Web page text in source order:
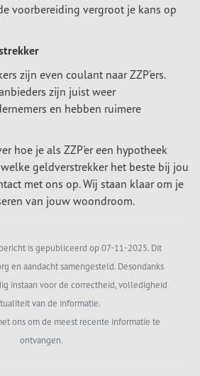
voorbereiding vergroot je kans op
zijn even coulant naar ZZP'ers.
zijn juist weer
en hebben ruimere
hoe je als ZZP'er een hypotheek
geldverstrekker het beste bij jou
met ons op. Wij staan klaar om je
van jouw woondroom.
is gepubliceerd op 07-11-2025. Dit
en aandacht samengesteld. Desondanks
instaan voor de correctheid, volledigheid
van de informatie.
ons om de meest recente informatie te
ontvangen.